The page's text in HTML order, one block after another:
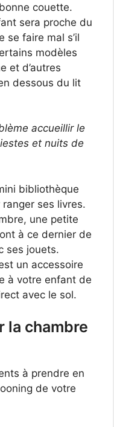
couette.
sera proche du
se faire mal s’il
modèles
et d’autres
dessous du lit
accueillir le
et nuits de
bibliothèque
ses livres.
une petite
à ce dernier de
ses jouets.
un accessoire
à votre enfant de
avec le sol.
la chambre
à prendre en
de votre